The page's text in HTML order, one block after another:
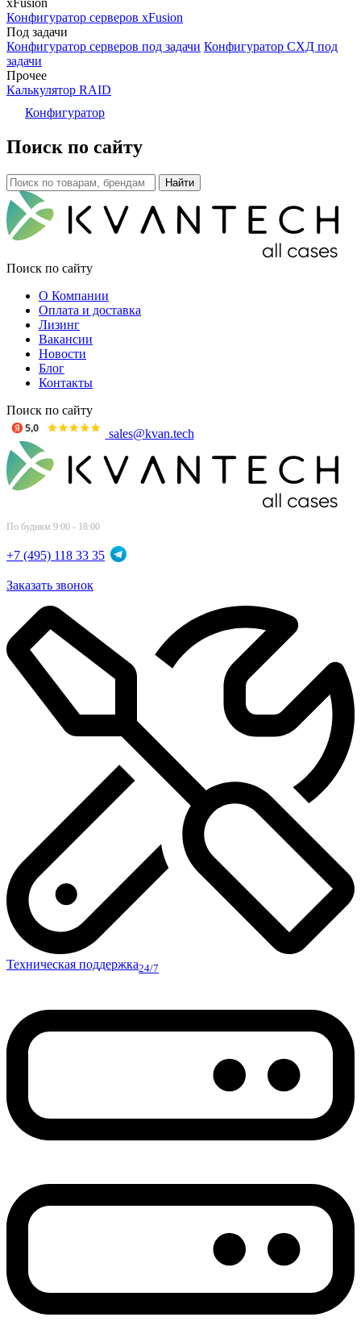
Конфигуратор серверов xFusion
Под задачи
Конфигуратор серверов под задачи Конфигуратор СХД под
задачи
Прочее
Калькулятор RAID
Конфигуратор
Поиск по сайту
Поиск по сайту
О Компании
Оплата и доставка
Лизинг
Вакансии
Новости
Блог
Контакты
Поиск по сайту
sales@kvan.tech
По будням 9:00 - 18:00
+7 (495) 118 33 35
Заказать звонок
Техническая поддержка24/7